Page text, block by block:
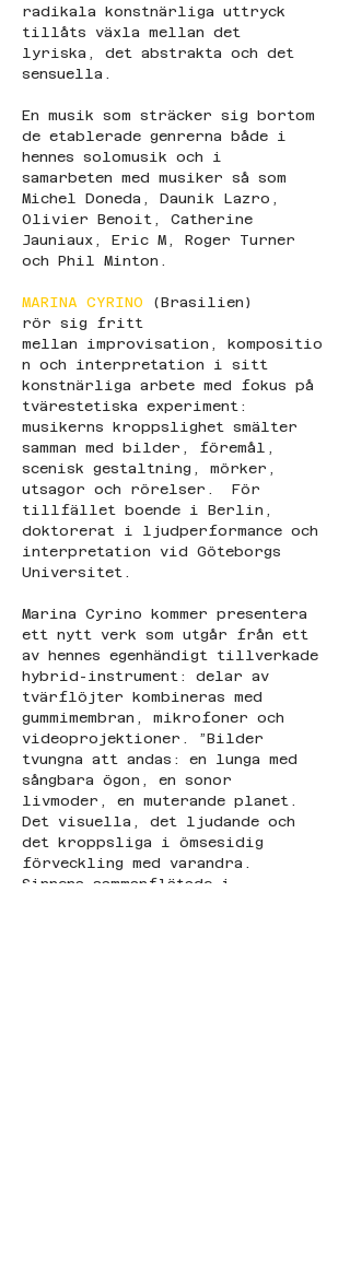
radikala konstnärliga uttryck
tillåts växla mellan det
lyriska, det abstrakta och det
sensuella.
En musik som sträcker sig bortom
de etablerade genrerna både i
hennes solomusik och i
samarbeten med musiker så som
Michel Doneda, Daunik Lazro,
Olivier Benoit, Catherine
Jauniaux, Eric M, Roger Turner
och Phil Minton.
MARINA CYRINO (Brasilien)
rör sig fritt
mellan improvisation, kompositio
n och interpretation i sitt
konstnärliga arbete med fokus på
tvärestetiska experiment:
musikerns kroppslighet smälter
samman med bilder, föremål,
scenisk gestaltning, mörker,
utsagor och rörelser.  För
tillfället boende i Berlin,
doktorerat i ljudperformance och
interpretation vid Göteborgs
Universitet.
Marina Cyrino kommer presentera
ett nytt verk som utgår från ett
av hennes egenhändigt tillverkade
hybrid-instrument: delar av
tvärflöjter kombineras med
gummimembran, mikrofoner och
videoprojektioner. ”Bilder
tvungna att andas: en lunga med
sångbara ögon, en sonor
livmoder, en muterande planet.
Det visuella, det ljudande och
det kroppsliga i ömsesidig
förveckling med varandra.
Sinnena sammanflätade i